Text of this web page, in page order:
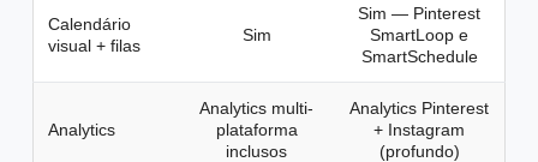
Calendário
visual + filas
Sim
Sim — Pinterest
SmartLoop e
SmartSchedule
Analytics
Analytics multi-
plataforma
inclusos
Analytics Pinterest
+ Instagram
(profundo)